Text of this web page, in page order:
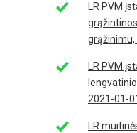
LR PVM
grąžinimu,
LR PVM
2021-01-
LR